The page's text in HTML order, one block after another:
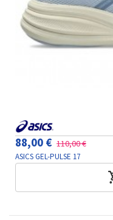
88,00 € 110,00 €
ASICS GEL-PULSE 17